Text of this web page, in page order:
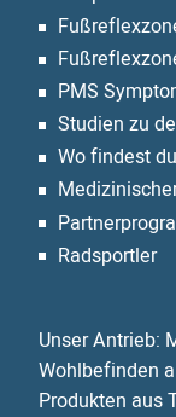
PMS
Studien zu
Wo findest
Radsportler
Unser Antrieb:
Wohlbefinden
Produkten aus